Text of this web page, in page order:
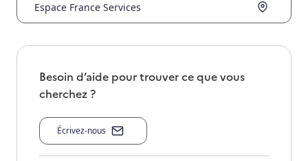
Espace France Services
Besoin d’aide pour trouver ce que vous
cherchez ?
Écrivez-nous